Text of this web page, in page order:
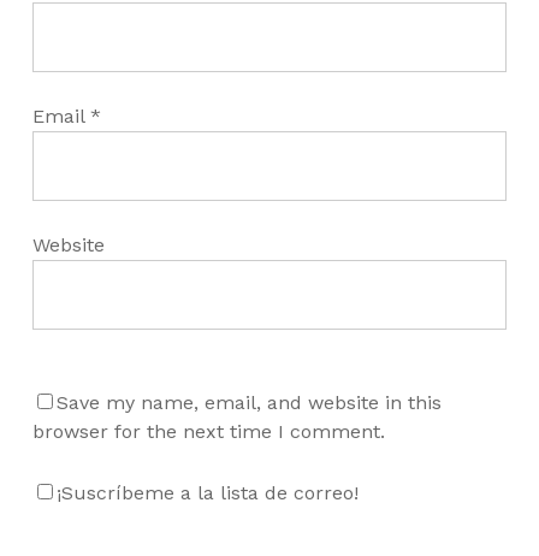
Email *
Website
Save my name, email, and website in this
browser for the next time I comment.
¡Suscríbeme a la lista de correo!